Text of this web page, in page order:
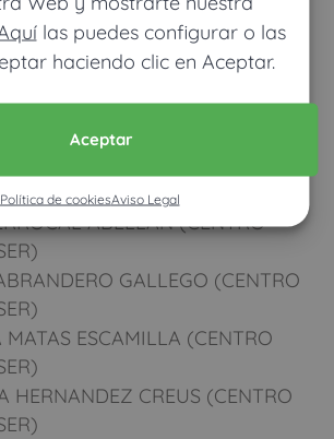
las puedes configurar o las
haciendo clic en Aceptar.
Aceptar
Política de cookiesAviso Legal
CABRERA (CENTRO
LEON MOLINARI (CENTRO
ABELLAN (CENTRO
GALLEGO (CENTRO
MATAS ESCAMILLA (CENTRO
HERNANDEZ CREUS (CENTRO